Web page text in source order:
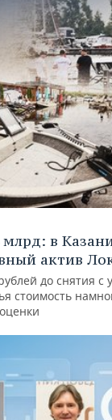
в
актив
до снятия с
стоимость